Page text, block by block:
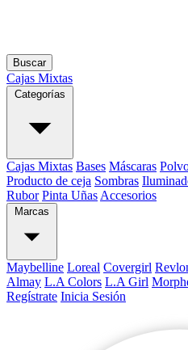
Buscar
Cajas Mixtas
Categorías
Cajas Mixtas Bases Máscaras
Producto de ceja Sombras
Rubor Pinta Uñas Accesorios
Marcas
Maybelline Loreal Covergirl
Almay L.A Colors L.A Girl
Regístrate Inicia Sesión